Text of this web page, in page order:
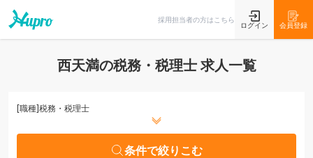
採用担当者の方はこちら
ログイン 会員登録
西天満の税務・税理士 求人一覧
[職種]税務・税理士
条件で絞りこむ